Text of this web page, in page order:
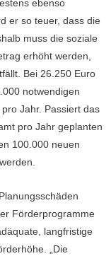
ebenso
er so teuer, dass die
muss die soziale
erhöht werden,
Bei 26.250 Euro
notwendigen
Jahr. Passiert das
pro Jahr geplanten
100.000 neuen
Förderprogramme
langfristige
„Die